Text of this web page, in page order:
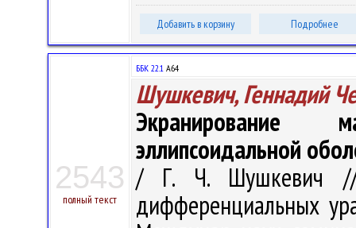
Добавить в корзину Подробнее
2543
полный текст
ББК 22.1 А64
Шушкевич, Геннадий
Экранирование
эллипсоидальной
/ Г. Ч. Шушкевич //
дифференциальных